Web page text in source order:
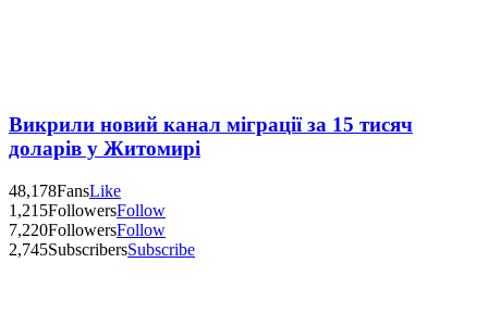
Викрили новий канал міграції за 15 тисяч
доларів у Житомирі
48,178FansLike
1,215FollowersFollow
7,220FollowersFollow
2,745SubscribersSubscribe